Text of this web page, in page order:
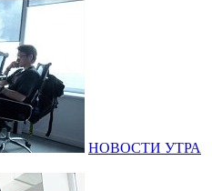
НОВОСТИ УТРА